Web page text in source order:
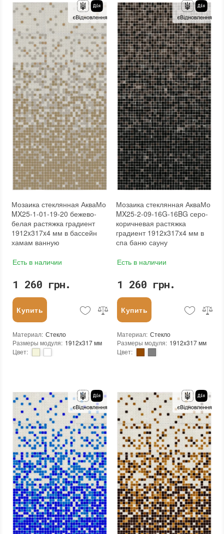
Края чипа: Округлые
Форма чипа
Квадратная
Текстура (особенности):
Градиент, Микс, Одноцветная
Вес (брутто)
4.35 кг
Основа: Бумага, Сетка
Назначение
В интерьере, Для бани, Для бассейна, Для ванной комнаты и туалета, Для гостинной, Для душевой, Для кухни, Для спальни, Для фартука, Для фасада, Для хамама
Количество в упаковке
3,333 шт.
Вес модуля: 4,35
Размеры чипа: 24x24 мм
Толщина чипа: 4 мм
Площадь модуля : 0,6 м²
Страна производителя: Украина
Бренд: AquaMo
Тип поверхности: Рельефная, Глянцевая, Гладкая
Текстура (особенности):
Градиент, Микс, Одноцветная
Вес (брутто): 4.35 кг
Основа: Бумага, Сетка
Назначение:
В интерьере, Для бани, Для бассейна, Для ванной комнаты и туалета, Для гостинной, Для душевой, Для кухни, Для спальни, Для фартука, Для фасада, Для хамама
Количество в упаковке: 3,333 шт.
Вес модуля: 4,35
Размеры чипа: 24x24 мм
Толщина чипа: 4 мм
Площадь модуля: 0,6 м²
Страна производителя: Украина
Бренд: AquaMo
Мозаика стеклянная АкваМо
MX25-1-01-19-20 бежево-
белая растяжка градиент
1912x317x4 мм в бассейн
хамам ванную
Есть в наличии
1 260 грн.
Купить
Материал: Стекло
Размеры модуля: 1912x317 мм
Цвет:
Текстура (особенности) :
Градиент, Микс, Одноцветная
Вес (брутто)
4.35 кг
Основа : Бумага, Сетка
Назначение
В интерьере, Для бани, Для бассейна, Для ванной комнаты и туалета, Для гостинной, Для душевой, Для кухни, Для спальни, Для фартука, Для фасада, Для хамама
Количество в упаковке : 3,333 шт.
Вес модуля: 4,35
Размеры чипа: 24x24 мм
Толщина чипа: 4 мм
Площадь модуля: 0,6 м²
Страна производителя: Украина
Бренд: AquaMo
Мозаика стеклянная АкваМо
MX25-2-09-16G-16BG серо-
коричневая растяжка
градиент 1912x317x4 мм в
спа баню сауну
Есть в наличии
1 260 грн.
Купить
Материал: Стекло
Размеры модуля: 1912x317 мм
Цвет:
Края чипа: Округлые
Форма чипа
Квадратная
Текстура (особенности):
Градиент, Микс, Одноцветная
Вес (брутто)
: 4.35 кг
Основа: Бумага, Сетка
Назначение
В интерьере, Для бани, Для бассейна, Для ванной комнаты и туалета, Для гостинной, Для душевой, Для кухни, Для спальни, Для фартука, Для фасада, Для хамама
Количество в упаковке
3,333 шт.
Вес модуля: 4,35
Размеры чипа: 24x24 мм
Толщина чипа: 4 мм
Площадь модуля: 0,6 м²
Страна производителя: Украина
Бренд: AquaMo
Тип поверхности: Рельефная, Глянцевая, Гладкая